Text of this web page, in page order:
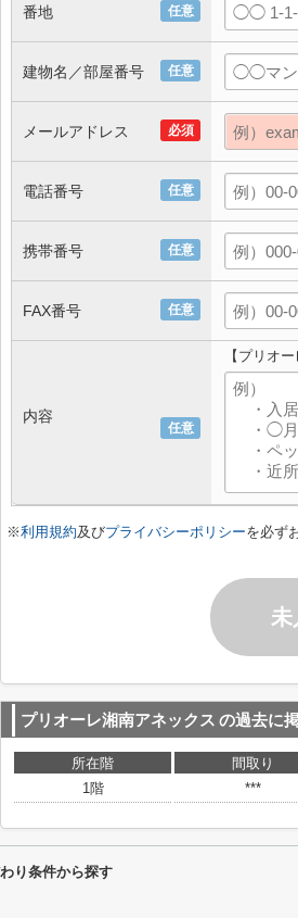
任意
番地
任意
建物名／部屋番号
必須
メールアドレス
任意
電話番号
任意
携帯番号
任意
FAX番号
任意
内容
【プリオ
※利用規約及びプライバシーポリシーを必ず
未
プリオーレ湘南アネックス の過去に
所在階 間取り
1階
***
り条件から探す